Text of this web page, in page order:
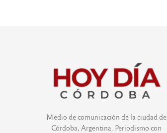
Medio de comunicación de la ciudad de
Córdoba, Argentina. Periodismo con